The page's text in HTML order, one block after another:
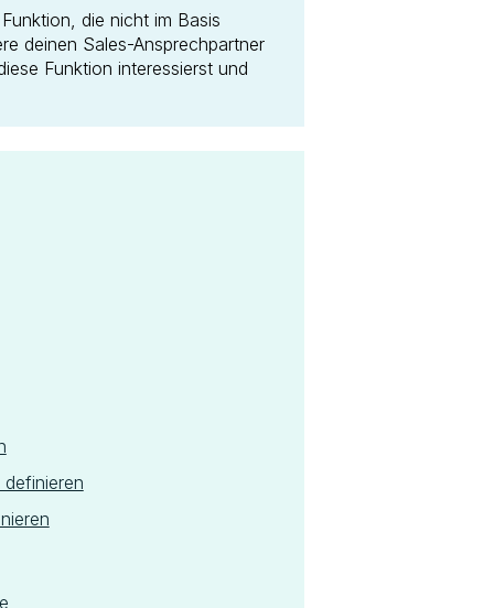
die nicht im Basis
deinen Sales-Ansprechpartner
Funktion interessierst und